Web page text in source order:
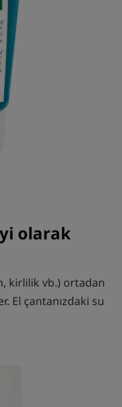
olarak
kirlilik vb.) ortadan
El çantanızdaki su